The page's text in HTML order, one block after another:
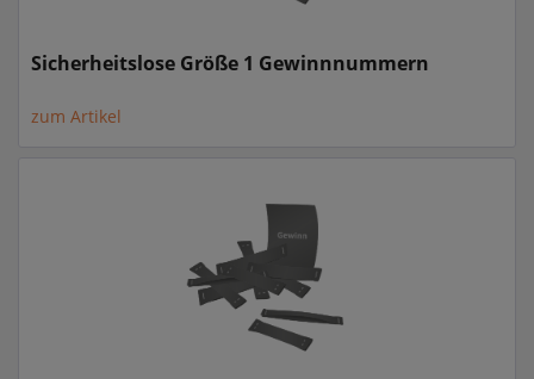
Sicherheitslose Größe 1 Gewinnnummern
zum Artikel